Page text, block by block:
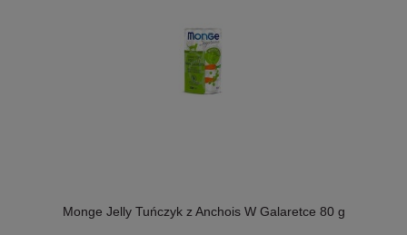
Monge Jelly Tuńczyk z Anchois W Galaretce 80 g